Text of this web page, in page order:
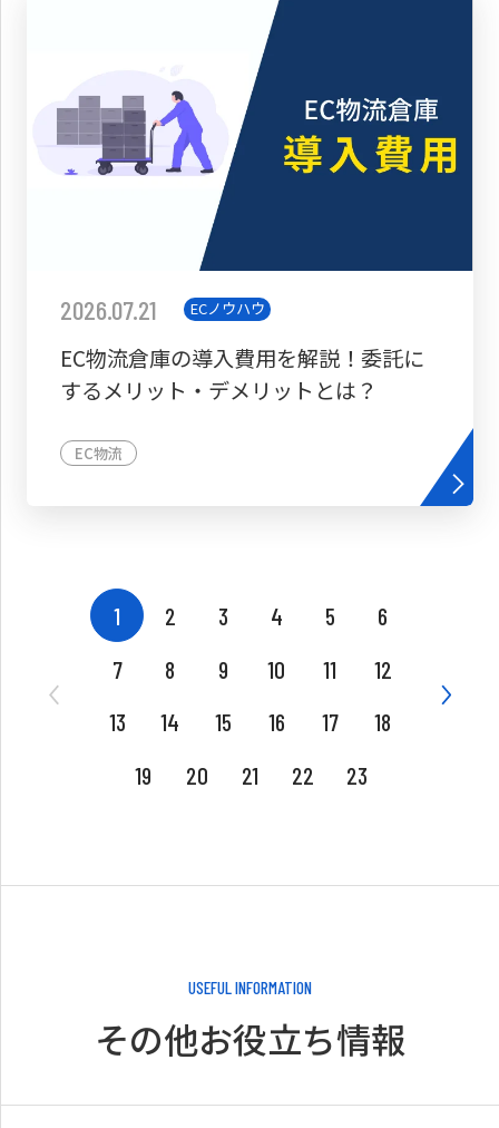
2026.07.21 ECノウハウ
EC物流倉庫の導入費用を解説！委託に
するメリット・デメリットとは？
EC物流
1 2 3 4 5
6
7
8 9 10 11
12
13
14 15 16 17
18
19
20 21 22 23
USEFUL INFORMATION
その他お役立ち情報